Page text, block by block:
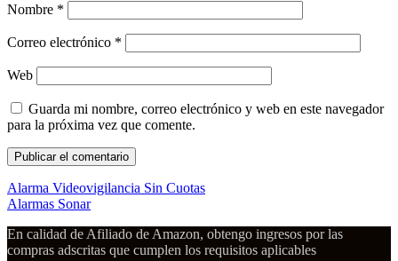
Nombre *
Correo electrónico *
Web
Guarda mi nombre, correo electrónico y web en este navegador
para la próxima vez que comente.
Alarma Videovigilancia Sin Cuotas
Alarmas Sonar
En calidad de Afiliado de Amazon, obtengo ingresos por las
compras adscritas que cumplen los requisitos aplicables